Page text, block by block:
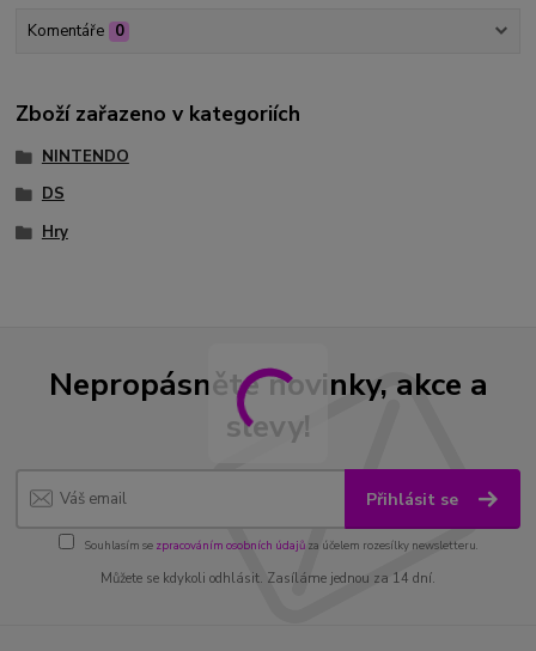
Komentáře 0
Zboží zařazeno v kategoriích
NINTENDO
DS
Hry
Nepropásněte novinky, akce a
slevy!
Přihlásit se
Souhlasím se zpracováním osobních údajůza účelem rozesílky newsletteru.
Můžete se kdykoli odhlásit. Zasíláme jednou za 14 dní.